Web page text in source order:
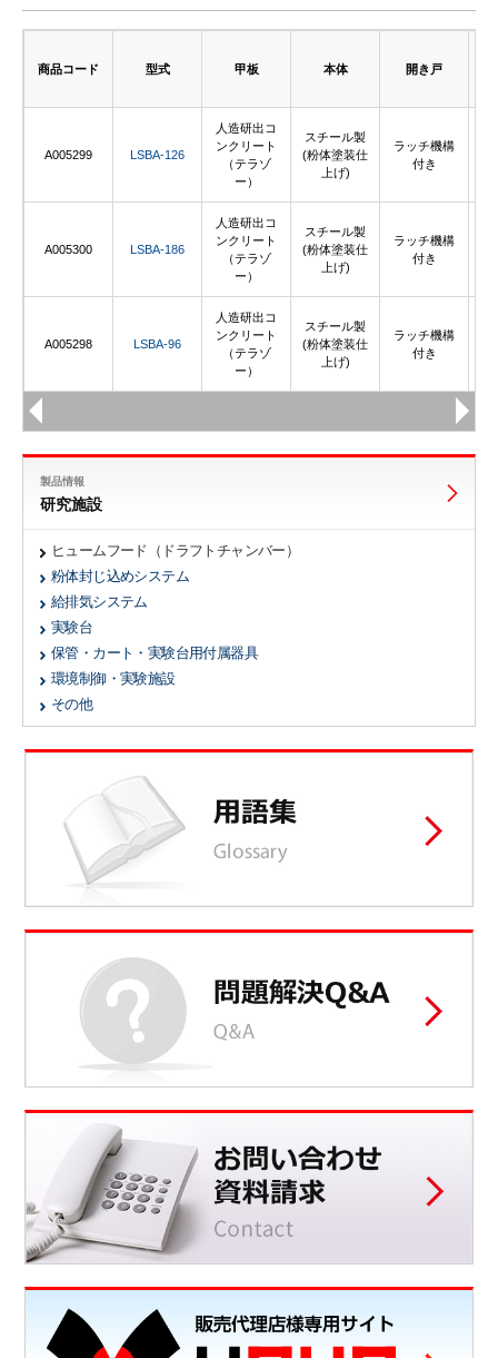
商品コード 型式 甲板 本体 開き戸
A005299 LSBA-126
人造研出コ
ンクリート
（テラゾ
ー）
スチール製
(粉体塗装仕
上げ)
ラッチ機構
付き
A005300 LSBA-186
人造研出コ
ンクリート
（テラゾ
ー）
スチール製
(粉体塗装仕
上げ)
ラッチ機構
付き
A005298 LSBA-96
人造研出コ
ンクリート
（テラゾ
ー）
スチール製
(粉体塗装仕
上げ)
ラッチ機構
付き
製品情報
研究施設
ヒュームフード（ドラフトチャンバー）
粉体封じ込めシステム
給排気システム
実験台
保管・カート・実験台用付属器具
環境制御・実験施設
その他